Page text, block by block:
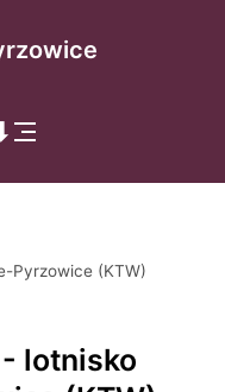
Pyrzowice (KTW)
lotnisko